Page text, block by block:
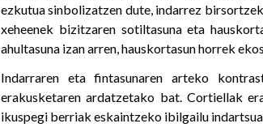
ezkutua sinbolizatzen dute, indarrez
xeheenek bizitzaren sotiltasuna eta
ahultasuna izan arren, hauskortasun horrek
Indarraren eta fintasunaren arteko
erakusketaren ardatzetako bat. Cortiellak
ikuspegi berriak eskaintzeko ibilgailu